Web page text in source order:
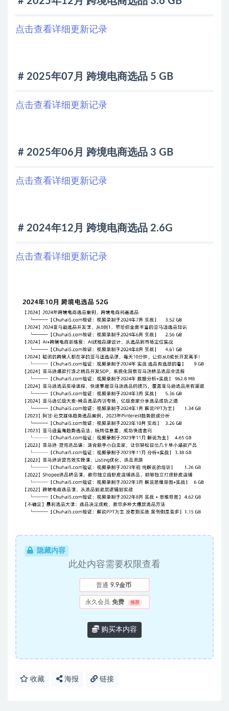
点击查看详细更新记录
# 2025年07月 跨境电商选品 5 GB
点击查看详细更新记录
# 2025年06月 跨境电商选品 3 GB
点击查看详细更新记录
# 2024年12月 跨境电商选品 2.6G
点击查看详细更新记录
隐藏内容
此处内容需要权限查看
普通 9.9金币
永久会员 免费 推荐
购买本内容
收藏 海报 链接